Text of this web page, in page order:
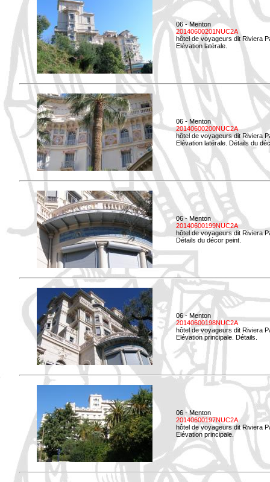
06 - Menton
20140600201NUC2A
hôtel de voyageurs dit Riviera
Elévation latérale.
06 - Menton
20140600200NUC2A
hôtel de voyageurs dit Riviera
Elévation latérale. Détails du
06 - Menton
20140600199NUC2A
hôtel de voyageurs dit Riviera
Détails du décor peint.
06 - Menton
20140600198NUC2A
hôtel de voyageurs dit Riviera
Elévation principale. Détails.
06 - Menton
20140600197NUC2A
hôtel de voyageurs dit Riviera
Elévation principale.